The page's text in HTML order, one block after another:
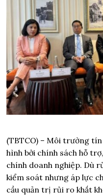
(TBTCO) –Môi trường tín
hình bởi chính sách hỗ
chính doanh nghiệp. Dù
kiểm soát nhưng áp lực
cầu quản trị rủi ro khắt